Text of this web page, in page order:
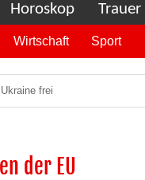
Horoskop Trauer
Wirtschaft Sport
frei
der EU